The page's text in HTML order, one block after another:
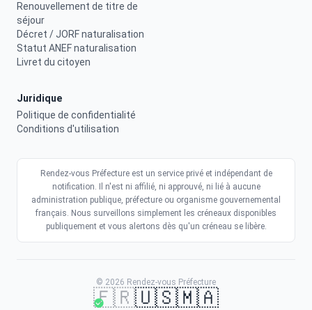
Renouvellement de titre de
séjour
Décret / JORF naturalisation
Statut ANEF naturalisation
Livret du citoyen
Juridique
Politique de confidentialité
Conditions d'utilisation
Rendez-vous Préfecture est un service privé et indépendant de
notification. Il n'est ni affilié, ni approuvé, ni lié à aucune
administration publique, préfecture ou organisme gouvernemental
français. Nous surveillons simplement les créneaux disponibles
publiquement et vous alertons dès qu'un créneau se libère.
© 2026 Rendez-vous Préfecture
🇫🇷🇺🇸🇲🇦
Obtenez un créneau plus vite